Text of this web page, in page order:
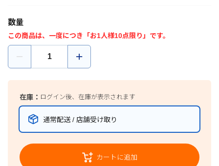
数量
この商品は、一度につき「お1人様10点限り」です。
在庫： ログイン後、在庫が表示されます
通常配送 / 店舗受け取り
カートに追加